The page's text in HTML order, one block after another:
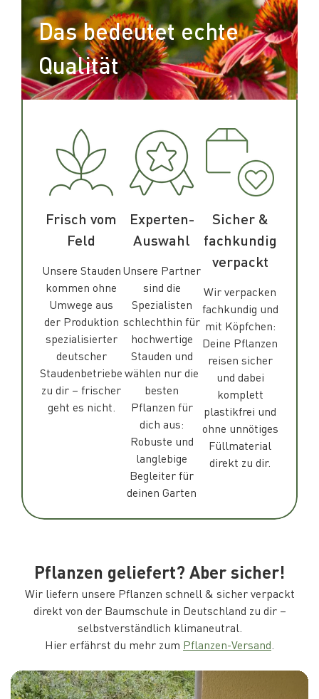
Das bedeutet echte
Qualität
Frisch vom
Feld
Unsere Stauden
kommen ohne
Umwege aus
der Produktion
spezialisierter
deutscher
Staudenbetriebe
zu dir – frischer
geht es nicht.
Experten-
Auswahl
Unsere Partner
sind die
Spezialisten
schlechthin für
hochwertige
Stauden und
wählen nur die
besten
Pflanzen für
dich aus:
Robuste und
langlebige
Begleiter für
deinen Garten
Sicher &
fachkundig
verpackt
Wir verpacken
fachkundig und
mit Köpfchen:
Deine Pflanzen
reisen sicher
und dabei
komplett
plastikfrei und
ohne unnötiges
Füllmaterial
direkt zu dir.
Pflanzen geliefert? Aber sicher!
Wir liefern unsere Pflanzen schnell & sicher verpackt
direkt von der Baumschule in Deutschland zu dir –
selbstverständlich klimaneutral.
Hier erfährst du mehr zum Pflanzen-Versand